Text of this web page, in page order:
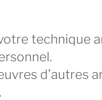
technique
d’autres